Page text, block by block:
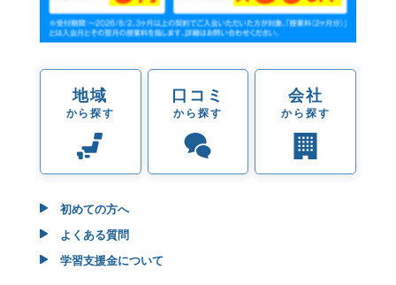
地域
から探す
口コミ
から探す
会社
から探す
初めての方へ
よくある質問
学習支援金について